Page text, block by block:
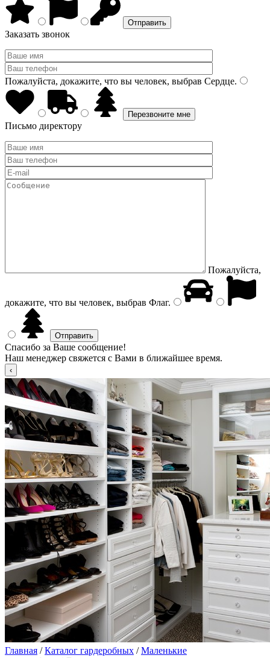
Заказать звонок
Пожалуйста, докажите, что вы человек, выбрав Сердце.
Письмо директору
Пожалуйста,
докажите, что вы человек, выбрав Флаг.
Спасибо за Ваше сообщение!
Наш менеджер свяжется с Вами в ближайшее время.
Главная /Каталог гардеробных /Маленькие